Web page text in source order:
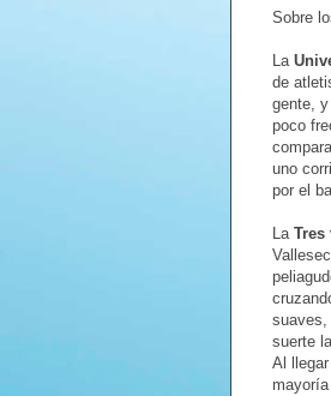
Sobre
La
de
gente,
poco
uno
por el
La Tres
suaves,
suerte
Al